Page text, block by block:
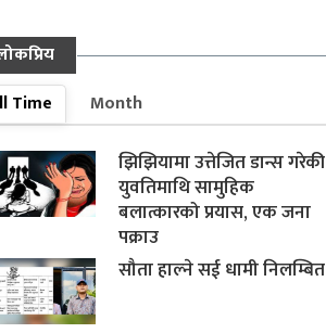
Time
Month
झिझियामा उत्तेजित डान्स गरेकी
युवतिमाथि सामुहिक
बलात्कारको प्रयास, एक जना
पक्राउ
सौता हाल्ने सई धामी निलम्बित